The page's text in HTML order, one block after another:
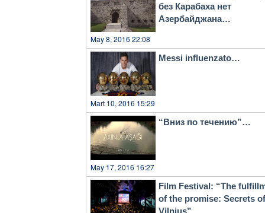
без Карабаха нет
Азербайджана…
May 8, 2016 22:08
Messi influenzato…
Mart 10, 2016 15:29
“Вниз по течению”…
May 17, 2016 16:27
Film Festival: “The
of the promise: Secrets of
Vilnius”